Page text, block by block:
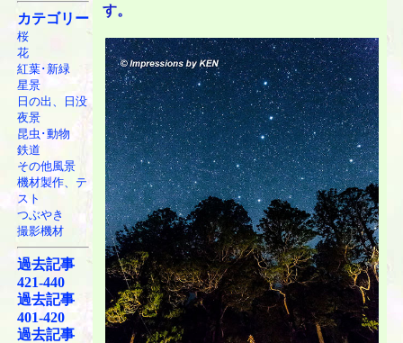
カテゴリー
桜
花
紅葉･新緑
星景
日の出、日没
夜景
昆虫･動物
鉄道
その他風景
機材製作、テ
スト
つぶやき
撮影機材
過去記事
421-440
過去記事
401-420
過去記事
す。